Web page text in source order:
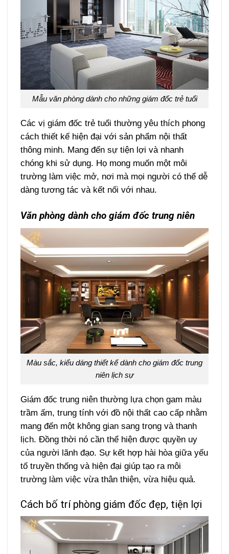
Mẫu văn phòng dành cho những giám đốc trẻ tuổi
Các vị giám đốc trẻ tuổi thường yêu thích phong
cách thiết kế hiện đại với sản phẩm nội thất
thông minh. Mang đến sự tiện lợi và nhanh
chóng khi sử dụng. Họ mong muốn một môi
trường làm việc mở, nơi mà mọi người có thể dễ
dàng tương tác và kết nối với nhau.
Văn phòng dành cho giám đốc trung niên
Màu sắc, kiểu dáng thiết kế dành cho giám đốc trung
niên lịch sự
Giám đốc trung niên thường lựa chọn gam màu
trầm ấm, trung tính với đồ nội thất cao cấp nhằm
mang đến một không gian sang trọng và thanh
lịch. Đồng thời nó cần thể hiện được quyền uy
của người lãnh đạo. Sự kết hợp hài hòa giữa yếu
tố truyền thống và hiện đại giúp tạo ra môi
trường làm việc vừa thân thiện, vừa hiệu quả.
Cách bố trí phòng giám đốc đẹp, tiện lợi